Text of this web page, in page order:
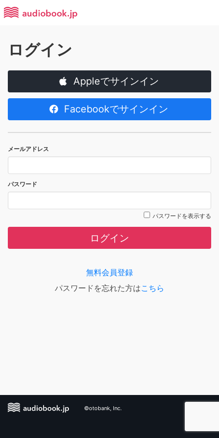
ログイン
Appleでサインイン
Facebookでサインイン
メールアドレス
パスワード
パスワードを表示する
ログイン
無料会員登録
パスワードを忘れた方はこちら
©otobank, Inc.